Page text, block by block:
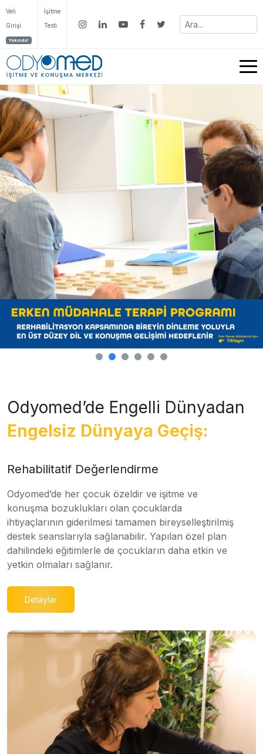
Veli
Girişi
Yakında!
İşitme
Testi
Odyomed’de Engelli Dünyadan
Engelsiz Dünyaya Geçiş:
Rehabilitatif Değerlendirme
Odyomed’de her çocuk özeldir ve işitme ve
konuşma bozuklukları olan çocuklarda
ihtiyaçlarının giderilmesi tamamen bireyselleştirilmiş
destek seanslarıyla sağlanabilir. Yapılan özel plan
dahilindeki eğitimlerle de çocukların daha etkin ve
yetkin olmaları sağlanır.
Detaylar